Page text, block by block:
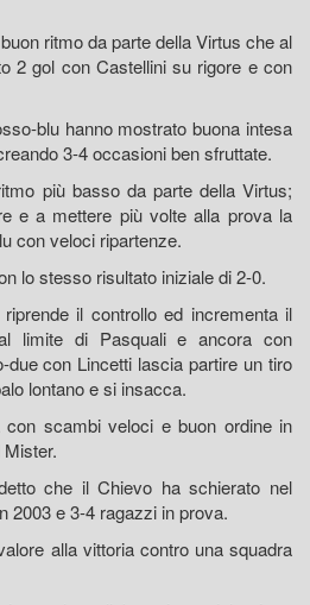
ritmo da parte della Virtus che al
2 gol con Castellini su rigore e con
blu hanno mostrato buona intesa
3-4 occasioni ben sfruttate.
più basso da parte della Virtus;
e a mettere più volte alla prova la
con veloci ripartenze.
lo stesso risultato iniziale di 2-0.
il controllo ed incrementa il
limite di Pasquali e ancora con
due con Lincetti lascia partire un tiro
lontano e si insacca.
scambi veloci e buon ordine in
che il Chievo ha schierato nel
2003 e 3-4 ragazzi in prova.
alla vittoria contro una squadra